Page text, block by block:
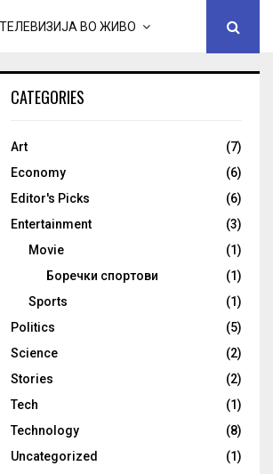
ТЕЛЕВИЗИЈА ВО ЖИВО
CATEGORIES
Art
(7)
Economy
(6)
Editor's Picks
(6)
Entertainment
(3)
Movie
(1)
Боречки спортови
(1)
Sports
(1)
Politics
(5)
Science
(2)
Stories
(2)
Tech
(1)
Technology
(8)
Uncategorized
(1)